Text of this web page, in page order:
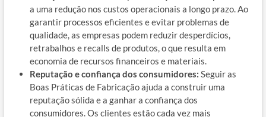
a uma redução nos custos operacionais a longo prazo. Ao
garantir processos eficientes e evitar problemas de
qualidade, as empresas podem reduzir desperdícios,
retrabalhos e recalls de produtos, o que resulta em
economia de recursos financeiros e materiais.
Reputação e confiança dos consumidores: Seguir as
Boas Práticas de Fabricação ajuda a construir uma
reputação sólida e a ganhar a confiança dos
consumidores. Os clientes estão cada vez mais